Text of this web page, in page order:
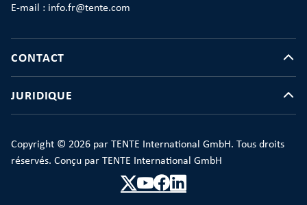
E-mail : info.fr@tente.com
CONTACT
JURIDIQUE
Copyright © 2026 par TENTE International GmbH. Tous droits
réservés. Conçu par TENTE International GmbH